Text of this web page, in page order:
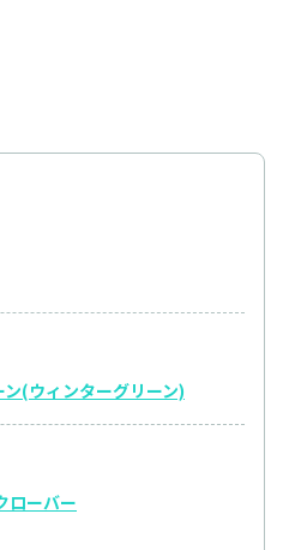
ン(ウィンターグリーン)
ローバー